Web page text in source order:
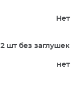
Нет
2 шт без заглушек
нет